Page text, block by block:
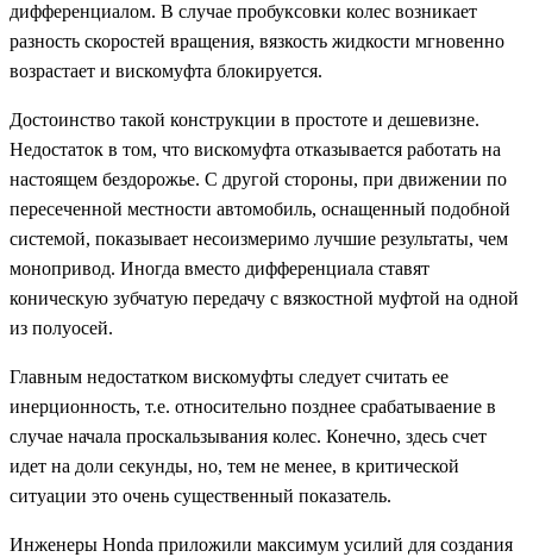
дифференциалом. В случае пробуксовки колес возникает
разность скоростей вращения, вязкость жидкости мгновенно
возрастает и вискомуфта блокируется.
Достоинство такой конструкции в простоте и дешевизне.
Недостаток в том, что вискомуфта отказывается работать на
настоящем бездорожье. С другой стороны, при движении по
пересеченной местности автомобиль, оснащенный подобной
системой, показывает несоизмеримо лучшие результаты, чем
монопривод. Иногда вместо дифференциала ставят
коническую зубчатую передачу с вязкостной муфтой на одной
из полуосей.
Главным недостатком вискомуфты следует считать ее
инерционность, т.е. относительно позднее срабатываение в
случае начала проскальзывания колес. Конечно, здесь счет
идет на доли секунды, но, тем не менее, в критической
ситуации это очень существенный показатель.
Инженеры Honda приложили максимум усилий для создания